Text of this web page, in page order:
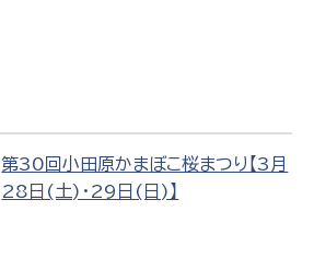
第30回小田原かまぼこ桜まつり【3月
28日(土)・29日(日)】